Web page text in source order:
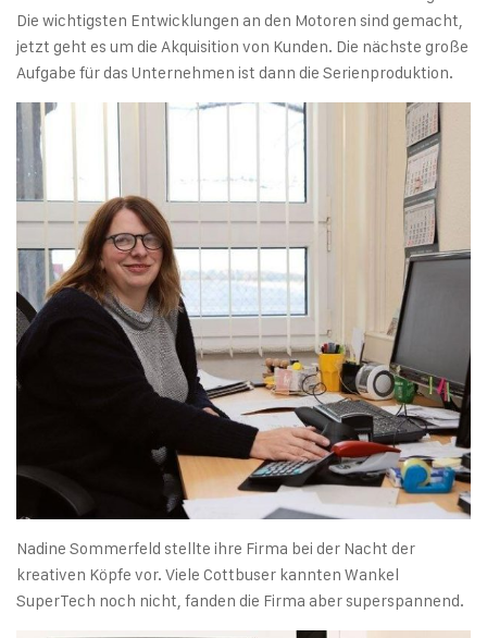
Die wichtigsten Entwicklungen an den Motoren sind gemacht,
jetzt geht es um die Akquisition von Kunden. Die nächste große
Aufgabe für das Unternehmen ist dann die Serienproduktion.
Nadine Sommerfeld stellte ihre Firma bei der Nacht der
kreativen Köpfe vor. Viele Cottbuser kannten Wankel
SuperTech noch nicht, fanden die Firma aber superspannend.